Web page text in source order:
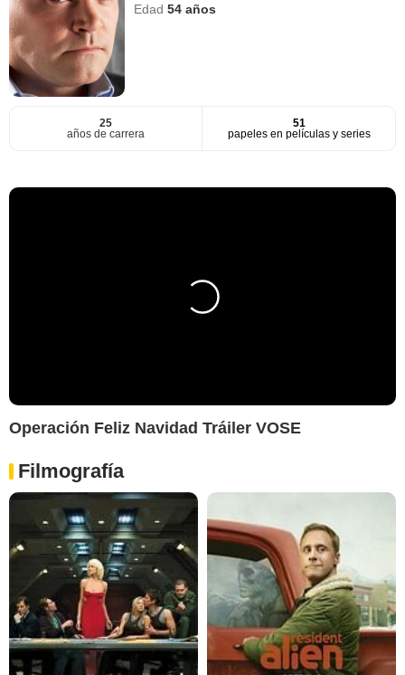
Edad54 años
25
años de carrera
51
papeles en películas y series
Operación Feliz Navidad Tráiler VOSE
Filmografía